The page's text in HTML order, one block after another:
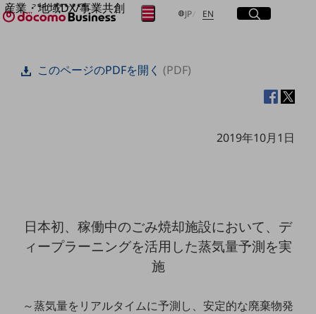
産業・地域DX/事業共創
OPEN HUB for Plural Futures
OPEN HUB for Plural Futuresとは
Smart Healthcare
Smart Industry
Smart Mobility
Smart Worksite
地域社会を支える皆さまと地域課題の解決や
JP日本語
EN Englishサイト内検索
開く
メニュー
開く
フリーワードを入力して探す
検索する
このページのPDFを開く(PDF)
2019年10月1日
日本初、稼働中のごみ焼却施設において、デ
ィープラーニングを活用した蒸気量予測を実
施
～蒸気量をリアルタイムに予測し、安定的な廃棄物発